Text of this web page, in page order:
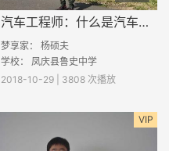
汽车工程师：什么是汽车工程师？
梦享家： 杨硕夫
学校： 凤庆县鲁史中学
2018-10-29 | 3808 次播放
VIP